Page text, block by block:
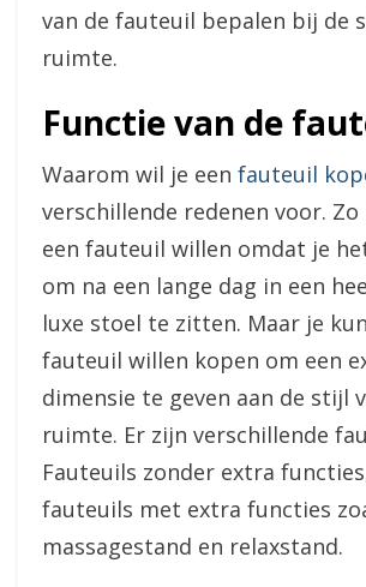
van de fauteuil bepalen bij de
ruimte.
Functie van de
Waarom wil je een fauteuil
verschillende redenen voor.
een fauteuil willen omdat je
om na een lange dag in een
luxe stoel te zitten. Maar je
fauteuil willen kopen om een
dimensie te geven aan de stijl
ruimte. Er zijn verschillende
Fauteuils zonder extra
fauteuils met extra functies
massagestand en relaxstand.